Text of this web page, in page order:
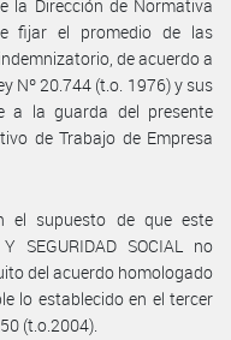
la Dirección de Normativa
fijar el promedio de las
de acuerdo a
Nº 20.744 (t.o. 1976) y sus
a la guarda del presente
de Trabajo de Empresa
el supuesto de que este
SEGURIDAD SOCIAL no
del acuerdo homologado
lo establecido en el tercer
(t.o.2004).